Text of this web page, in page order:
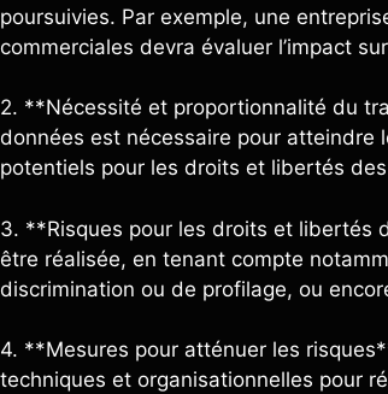
poursuivies. Par exemple, une
commerciales devra évaluer l’impact
2. **Nécessité et proportionnalité du
données est nécessaire pour atteindre
potentiels pour les droits et libertés
3. **Risques pour les droits et libertés
être réalisée, en tenant compte
discrimination ou de profilage, ou
4. **Mesures pour atténuer les
techniques et organisationnelles pour